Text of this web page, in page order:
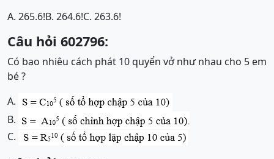
A. 265.6!B. 264.6!C. 263.6!
Câu hỏi 602796:
Có bao nhiêu cách phát 10 quyển vở như nhau cho 5 em
bé ?
A.
B.
C.